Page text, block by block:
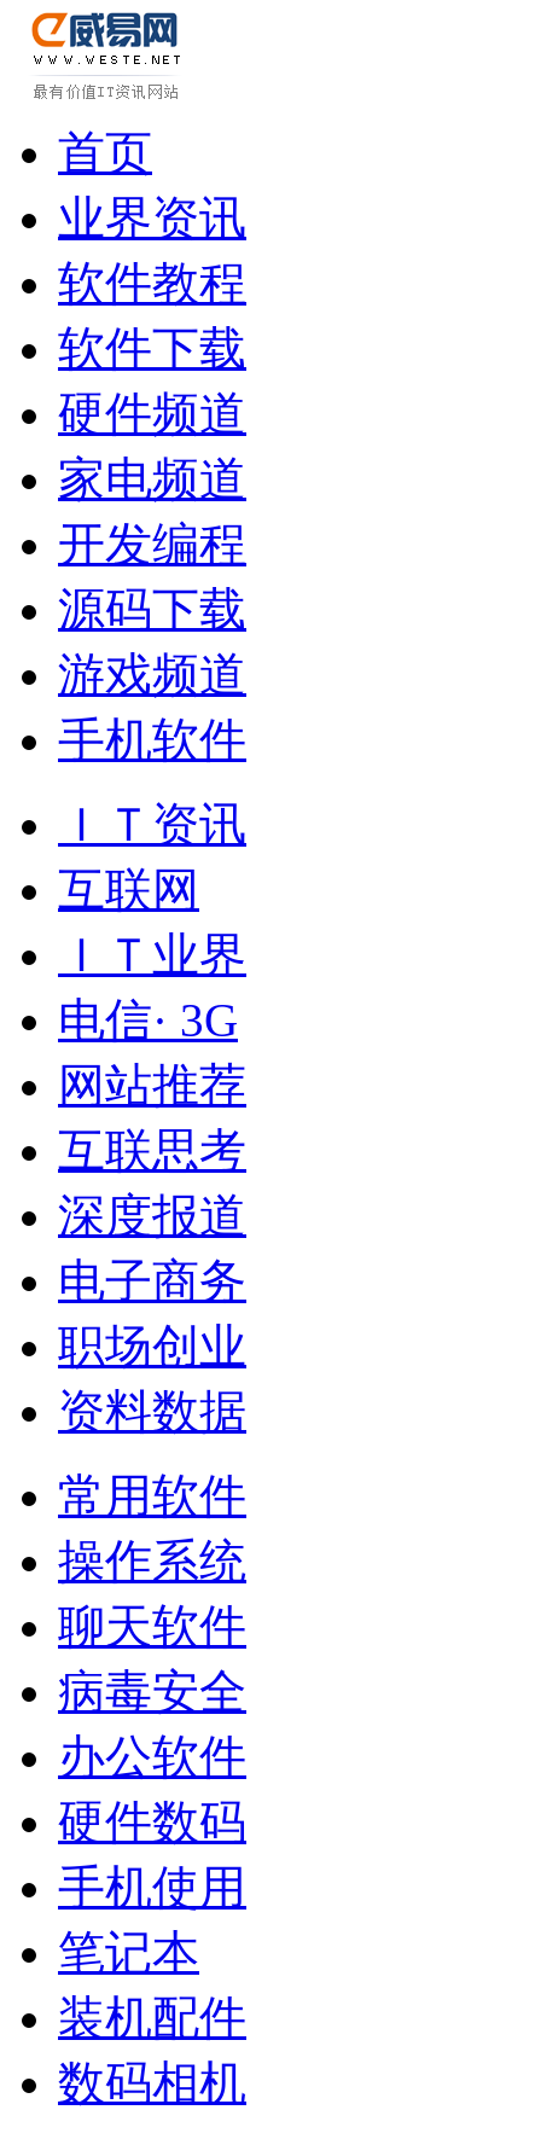
首页
业界资讯
软件教程
软件下载
硬件频道
家电频道
开发编程
源码下载
游戏频道
手机软件
ＩＴ资讯
互联网
ＩＴ业界
电信· 3G
网站推荐
互联思考
深度报道
电子商务
职场创业
资料数据
常用软件
操作系统
聊天软件
病毒安全
办公软件
硬件数码
手机使用
笔记本
装机配件
数码相机